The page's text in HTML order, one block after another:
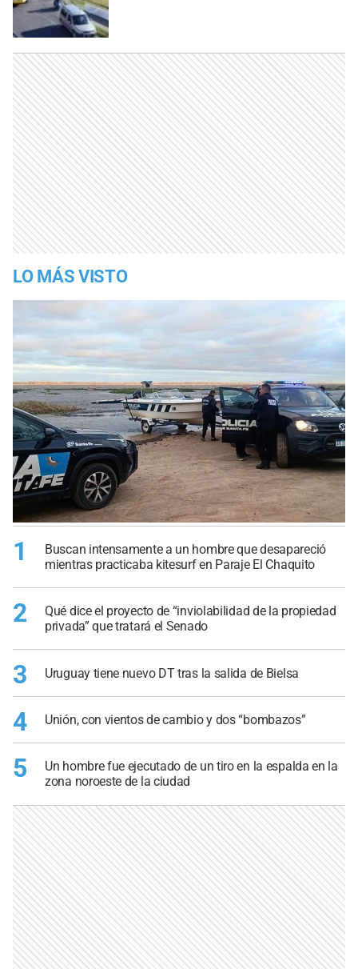
LO MÁS VISTO
1
Buscan intensamente a un hombre que desapareció
mientras practicaba kitesurf en Paraje El Chaquito
2
Qué dice el proyecto de “inviolabilidad de la propiedad
privada” que tratará el Senado
3 Uruguay tiene nuevo DT tras la salida de Bielsa
4 Unión, con vientos de cambio y dos “bombazos”
5
Un hombre fue ejecutado de un tiro en la espalda en la
zona noroeste de la ciudad